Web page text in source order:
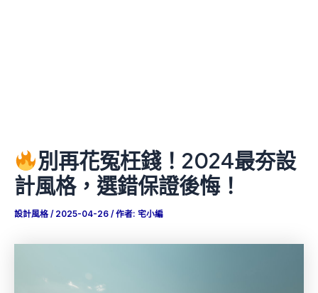
別再花冤枉錢！2024最夯設
計風格，選錯保證後悔！
設計風格 / 2025-04-26 / 作者: 宅小編